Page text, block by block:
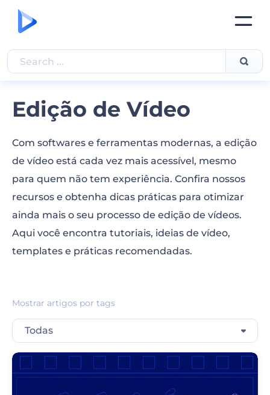
Edição de Vídeo
Com softwares e ferramentas modernas, a edição
de vídeo está cada vez mais acessível, mesmo
para quem não tem experiência. Confira nossos
recursos e obtenha dicas práticas para otimizar
ainda mais o seu processo de edição de vídeos.
Aqui você encontra tutoriais, ideias de vídeo,
templates e práticas recomendadas.
Mostrar artigos por tags
Todas